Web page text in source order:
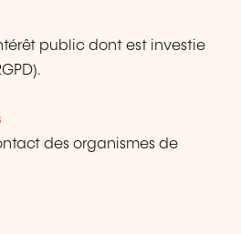
public dont est investie
des organismes de